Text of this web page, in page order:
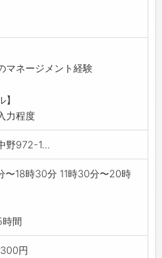
マネージメント経験
力程度
野972-1...
〜18時30分 11時30分〜20時
間
円